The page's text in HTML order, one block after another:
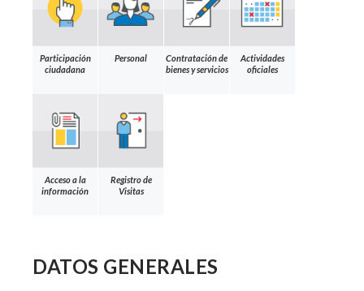
Participación
ciudadana
Personal
Contratación de
bienes y servicios
Actividades
oficiales
Acceso a la
información
Registro de
Visitas
DATOS GENERALES